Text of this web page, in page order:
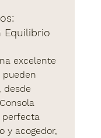
Equilibrio
excelente
desde
Consola
perfecta
y acogedor,